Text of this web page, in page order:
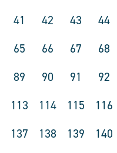
41 42 43 44
65 66 67 68
89 90 91 92
113 114 115 116
137 138 139 140